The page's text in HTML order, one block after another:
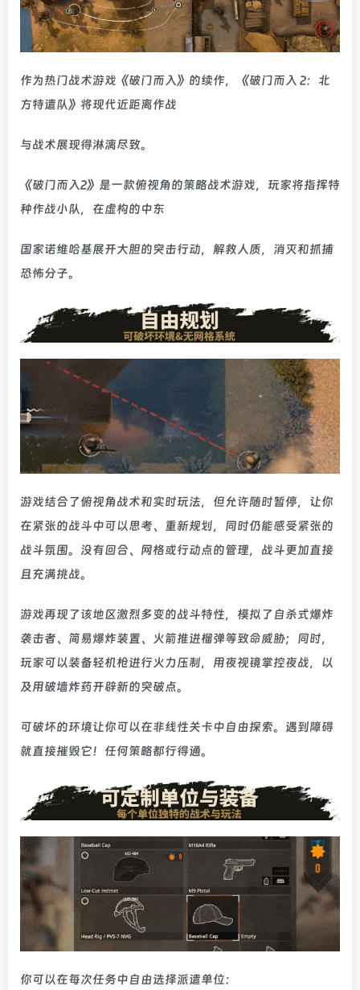
作为热门战术游戏《破门而入》的续作，《破门而入 2：北
方特遣队》将现代近距离作战
与战术展现得淋漓尽致。
《破门而入2》是一款俯视角的策略战术游戏，玩家将指挥特
种作战小队，在虚构的中东
国家诺维哈基展开大胆的突击行动，解救人质，消灭和抓捕
恐怖分子。
游戏结合了俯视角战术和实时玩法，但允许随时暂停，让你
在紧张的战斗中可以思考、重新规划，同时仍能感受紧张的
战斗氛围。没有回合、网格或行动点的管理，战斗更加直接
且充满挑战。
游戏再现了该地区激烈多变的战斗特性，模拟了自杀式爆炸
袭击者、简易爆炸装置、火箭推进榴弹等致命威胁；同时，
玩家可以装备轻机枪进行火力压制，用夜视镜掌控夜战，以
及用破墙炸药开辟新的突破点。
可破坏的环境让你可以在非线性关卡中自由探索。遇到障碍
就直接摧毁它！任何策略都行得通。
你可以在每次任务中自由选择派遣单位：